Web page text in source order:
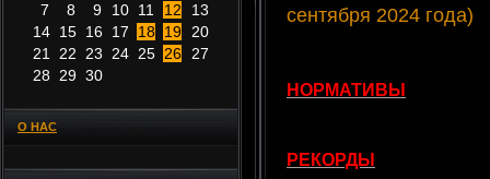
7
8 9 10 11 12
13
14 15 16 17 18 19
20
21
22 23 24 25 26
27
28
29 30
О НАС
сентября 2024 года)
НОРМАТИВЫ
РЕКОРДЫ